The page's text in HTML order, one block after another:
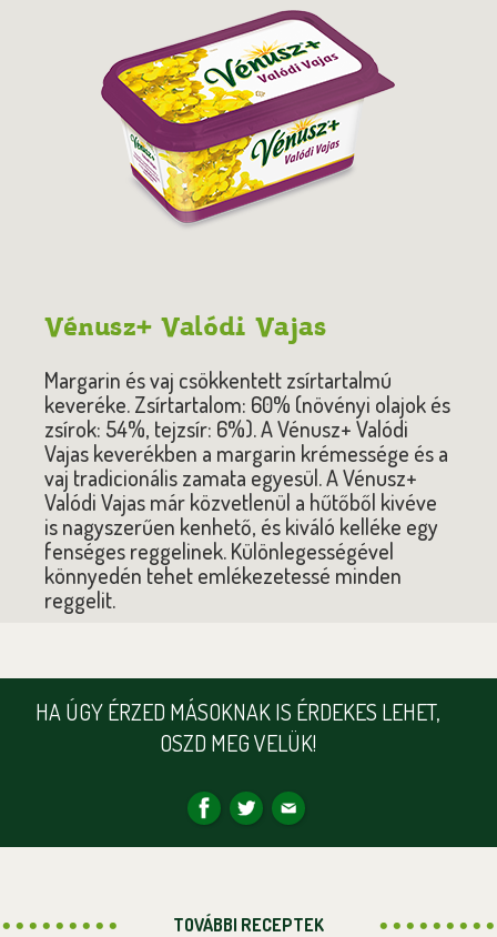
Vénusz+ Valódi Vajas
Margarin és vaj csökkentett zsírtartalmú
keveréke. Zsírtartalom: 60% (növényi olajok és
zsírok: 54%, tejzsír: 6%). A Vénusz+ Valódi
Vajas keverékben a margarin krémessége és a
vaj tradicionális zamata egyesül. A Vénusz+
Valódi Vajas már közvetlenül a hűtőből kivéve
is nagyszerűen kenhető, és kiváló kelléke egy
fenséges reggelinek. Különlegességével
könnyedén tehet emlékezetessé minden
reggelit.
HA ÚGY ÉRZED MÁSOKNAK IS ÉRDEKES LEHET,
OSZD MEG VELÜK!
TOVÁBBI RECEPTEK